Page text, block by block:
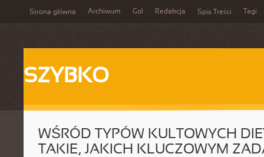
Strona główna Archiwum Gol Redakcja Spis Treści Tagi
SZYBKO
WŚRÓD TYPÓW KULTOWYCH
TAKIE, JAKICH KLUCZOWYM